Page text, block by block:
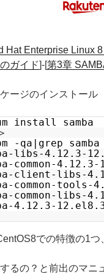
Hat Enterprise Linux
ガイド]-[第3章
ージのインストール
install samba
-qa|grep samba
libs-4.12.3-
common-
client-libs-
common-
common-libs-
4.12.3-
での特徴の1つ
るの？と前出のマニ